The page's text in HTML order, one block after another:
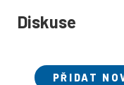
Diskuse
PŘIDAT